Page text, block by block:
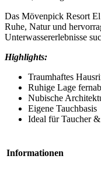
Das Mövenpick Resort
Ruhe, Natur und
Unterwassererlebnisse
Highlights:
Traumhaftes
Ruhige Lage
Nubische
Eigene Tauchbasis
Ideal für Taucher
Informationen